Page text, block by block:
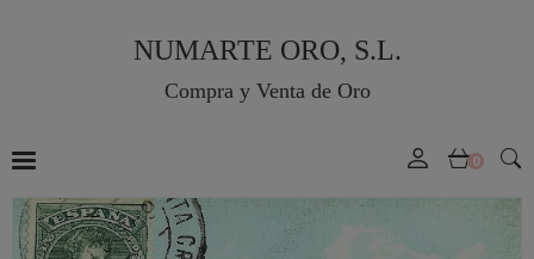
NUMARTE ORO, S.L.
Compra y Venta de Oro
0